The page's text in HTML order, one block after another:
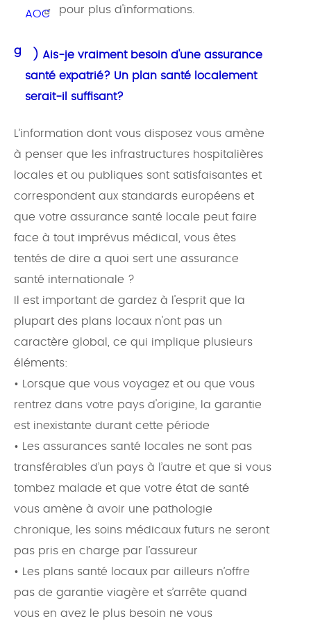
AOCpour plus d'informations.
g
) Ais-je vraiment besoin d'une assurance
santé expatrié? Un plan santé localement
serait-il suffisant?
L’information dont vous disposez vous amène
à penser que les infrastructures hospitalières
locales et ou publiques sont satisfaisantes et
correspondent aux standards européens et
que votre assurance santé locale peut faire
face à tout imprévus médical, vous êtes
tentés de dire a quoi sert une assurance
santé internationale ?
Il est important de gardez à l'esprit que la
plupart des plans locaux n'ont pas un
caractère global, ce qui implique plusieurs
éléments:
• Lorsque que vous voyagez et ou que vous
rentrez dans votre pays d'origine, la garantie
est inexistante durant cette période
• Les assurances santé locales ne sont pas
transférables d’un pays à l’autre et que si vous
tombez malade et que votre état de santé
vous amène à avoir une pathologie
chronique, les soins médicaux futurs ne seront
pas pris en charge par l’assureur
• Les plans santé locaux par ailleurs n’offre
pas de garantie viagère et s’arrête quand
vous en avez le plus besoin ne vous